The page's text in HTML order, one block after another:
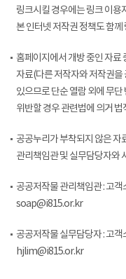
링크시킬 경우에는 링크 이용
본 인터넷 저작권 정책도 함께
홈페이지에서 개방 중인 자료
자료(다른 저작자와 저작권을
있으므로 단순 열람 외에 무
위반할 경우 관련법에 의거
공공누리가 부착되지 않은 자
관리책임관 및 실무담당자와
공공저작물 관리책임관 : 고
soap@i815.or.kr
공공저작물 실무담당자 : 고
hjlim@i815.or.kr